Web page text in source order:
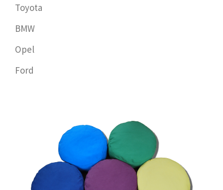
Toyota
BMW
Opel
Ford